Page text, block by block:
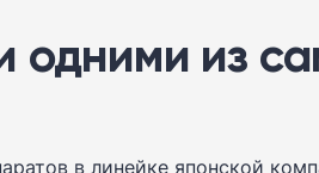
одними из
в линейке японской